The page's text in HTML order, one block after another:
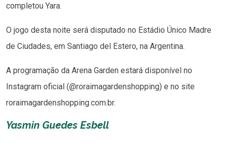
completou Yara.
O jogo desta noite será disputado no Estádio Único Madre
de Ciudades, em Santiago del Estero, na Argentina.
A programação da Arena Garden estará disponível no
Instagram oficial (@roraimagardenshopping) e no site
roraimagardenshopping.com.br.
Yasmin Guedes Esbell